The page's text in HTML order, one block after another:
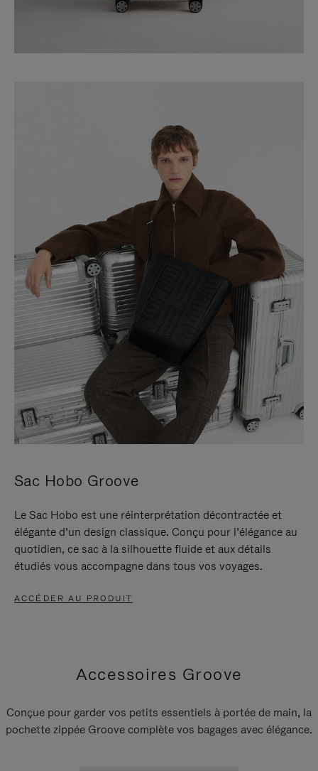
Sac Hobo Groove
Le Sac Hobo est une réinterprétation décontractée et
élégante d’un design classique. Conçu pour l’élégance au
quotidien, ce sac à la silhouette fluide et aux détails
étudiés vous accompagne dans tous vos voyages.
ACCÉDER AU PRODUIT
Accessoires Groove
Conçue pour garder vos petits essentiels à portée de main, la
pochette zippée Groove complète vos bagages avec élégance.